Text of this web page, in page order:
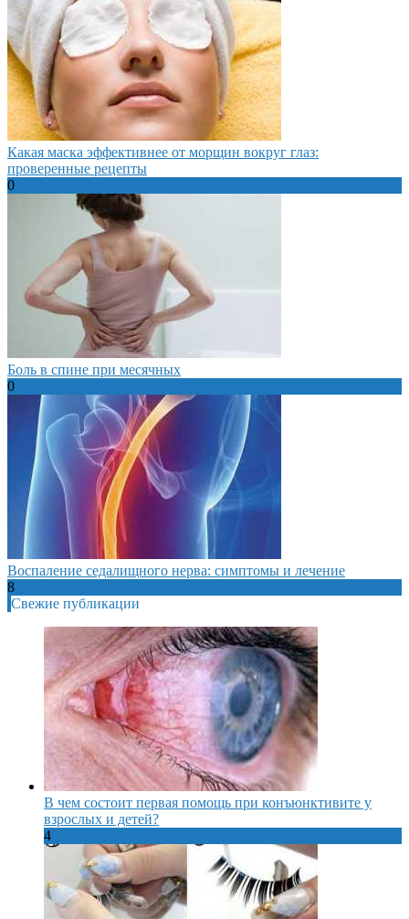
Какая маска эффективнее от морщин вокруг глаз:
проверенные рецепты
0
Боль в спине при месячных
0
Воспаление седалищного нерва: симптомы и лечение
8
Свежие публикации
В чем состоит первая помощь при конъюнктивите у
взрослых и детей?
4